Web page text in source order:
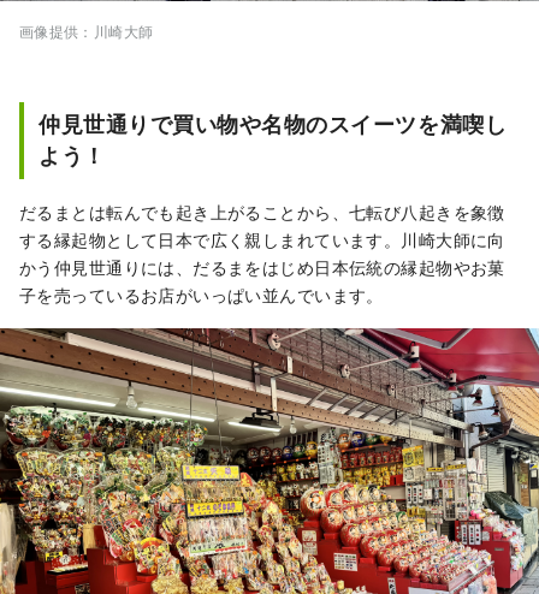
画像提供：川崎大師
仲見世通りで買い物や名物のスイーツを満喫し
よう！
だるまとは転んでも起き上がることから、七転び八起きを象徴
する縁起物として日本で広く親しまれています。川崎大師に向
かう仲見世通りには、だるまをはじめ日本伝統の縁起物やお菓
子を売っているお店がいっぱい並んでいます。